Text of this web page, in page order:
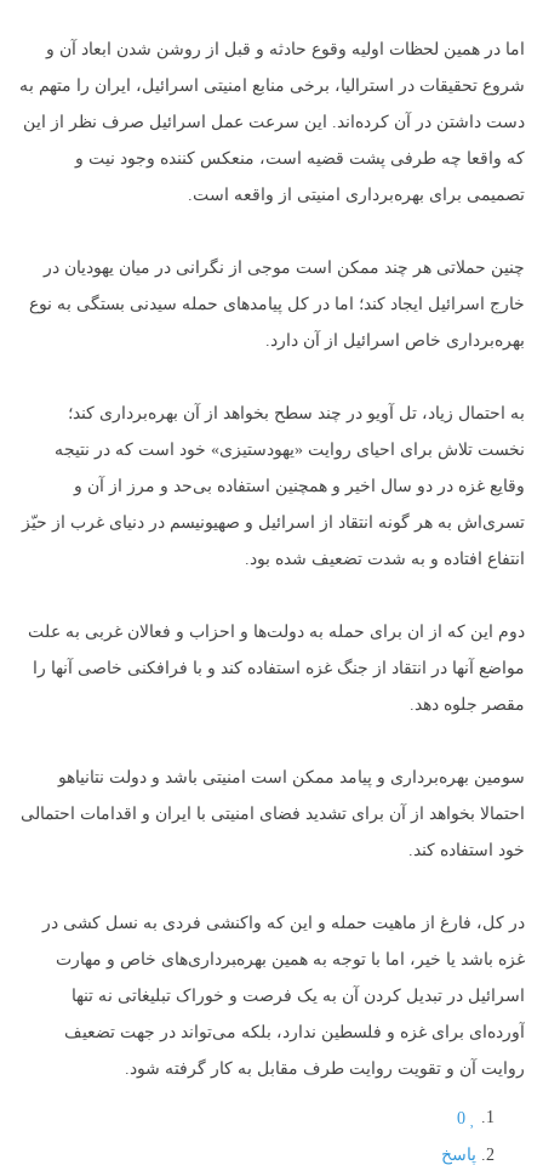
اما در همین لحظات اولیه وقوع حادثه و قبل از روشن شدن ابعاد آن و
شروع تحقیقات در استرالیا، برخی منابع امنیتی اسرائیل، ایران را متهم به
دست داشتن در آن کرده‌اند. این سرعت عمل اسرائیل صرف نظر از این
که واقعا چه طرفی پشت قضیه است، منعکس کننده وجود نیت و
تصمیمی برای بهره‌برداری امنیتی از واقعه است.
چنین حملاتی هر چند ممکن است موجی از نگرانی در میان یهودیان در
خارج اسرائیل ایجاد کند؛ اما در کل پیامدهای حمله سیدنی بستگی به نوع
بهره‌برداری خاص اسرائیل از آن دارد.
به احتمال زیاد، تل آویو در چند سطح بخواهد از آن بهره‌برداری کند؛
نخست تلاش برای احیای روایت «یهود‌ستیزی» خود است که در نتیجه
وقایع غزه در دو سال اخیر و همچنین استفاده بی‌حد و مرز از آن و
تسری‌اش به هر گونه انتقاد از اسرائیل و صهیونیسم در دنیای غرب از حیّز
انتفاع افتاده و به شدت تضعیف شده بود.
دوم این که از ان برای حمله به دولت‌ها و احزاب و فعالان غربی به علت
مواضع آنها در انتقاد از جنگ غزه استفاده کند و با فرافکنی خاصی آنها را
مقصر جلوه دهد.
سومین بهره‌برداری و پیامد ممکن است امنیتی باشد و دولت نتانیاهو
احتمالا بخواهد از آن برای تشدید فضای امنیتی با ایران و اقدامات احتمالی
خود استفاده کند.
در کل، فارغ از ماهیت حمله و این که واکنشی فردی به نسل کشی در
غزه باشد یا خیر، اما با توجه به همین بهره‌‍برداری‌های خاص و مهارت
اسرائیل در تبدیل کردن آن به یک فرصت و خوراک تبلیغاتی نه تنها
آورده‌ای برای غزه و فلسطین ندارد، بلکه می‌تواند در جهت تضعیف
روایت آن و تقویت روایت طرف مقابل به کار گرفته شود.
0
پاسخ